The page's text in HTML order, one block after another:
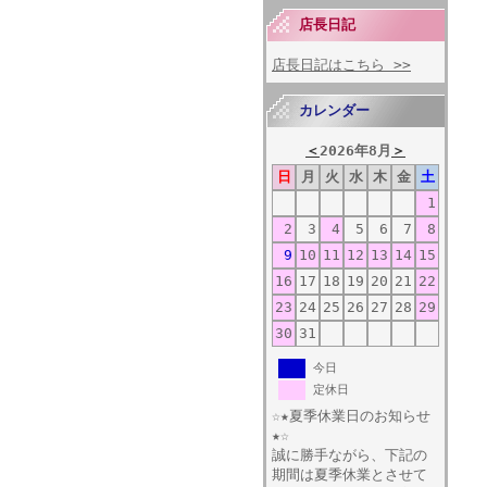
店長日記
店長日記はこちら >>
カレンダー
＜ 2026年8月 ＞
日
月 火 水 木 金
土
1
2
3 4 5 6 7
8
9 10 11 12 13 14 15
16 17 18 19 20 21
22
23 24 25 26 27 28 29
30 31
今日
定休日
☆★夏季休業日のお知らせ
★☆
誠に勝手ながら、下記の
期間は夏季休業とさせて